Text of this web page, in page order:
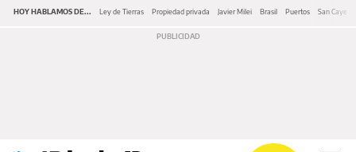
HOY HABLAMOS DE... Ley de Tierras Propiedad privada Javier Milei Brasil Puertos San